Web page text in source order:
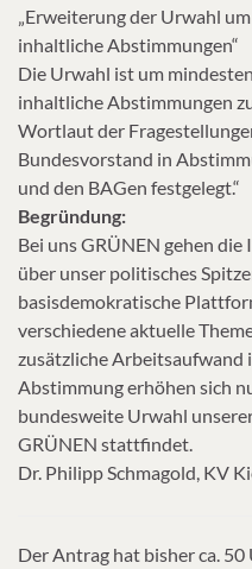
„Erweiterung der Urwahl
inhaltliche Abstimmungen“
Die Urwahl ist um
inhaltliche Abstimmungen
Wortlaut der
Bundesvorstand in
und den BAGen festgelegt.“
Begründung:
Bei uns GRÜNEN gehen
über unser politisches
basisdemokratische
verschiedene aktuelle
zusätzliche Arbeitsaufwand
Abstimmung erhöhen sich
bundesweite Urwahl
GRÜNEN stattfindet.
Dr. Philipp Schmagold, KV
Der Antrag hat bisher ca.